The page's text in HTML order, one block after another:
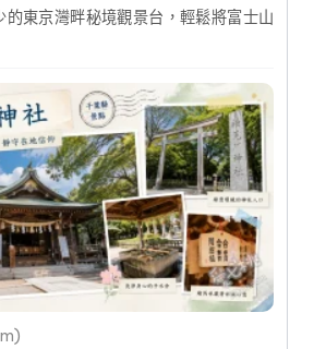
的東京灣畔秘境觀景台，輕鬆將富士山